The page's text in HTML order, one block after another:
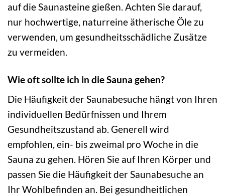
auf die Saunasteine gießen. Achten Sie darauf,
nur hochwertige, naturreine ätherische Öle zu
verwenden, um gesundheitsschädliche Zusätze
zu vermeiden.
Wie oft sollte ich in die Sauna gehen?
Die Häufigkeit der Saunabesuche hängt von Ihren
individuellen Bedürfnissen und Ihrem
Gesundheitszustand ab. Generell wird
empfohlen, ein- bis zweimal pro Woche in die
Sauna zu gehen. Hören Sie auf Ihren Körper und
passen Sie die Häufigkeit der Saunabesuche an
Ihr Wohlbefinden an. Bei gesundheitlichen